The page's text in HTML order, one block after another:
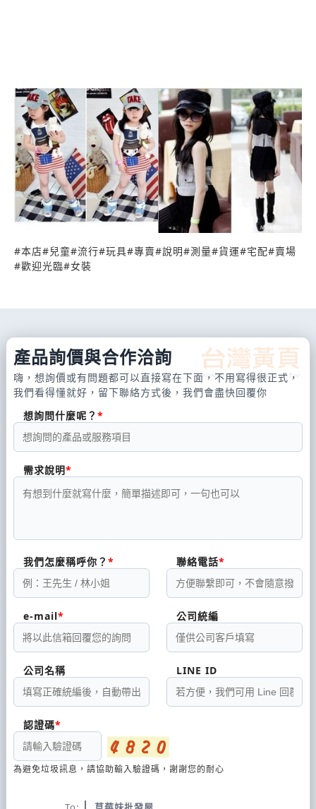
#本店#兒童#流行#玩具#專賣#說明#測量#貨運#宅配#賣場
#歡迎光臨#女裝
產品詢價與合作洽詢
嗨，想詢價或有問題都可以直接寫在下面，不用寫得很正式，
我們看得懂就好，留下聯絡方式後，我們會盡快回覆你
想詢問什麼呢？
需求說明
我們怎麼稱呼你？ 聯絡電話
e-mail 公司統編
公司名稱 LINE ID
認證碼
為避免垃圾訊息，請協助輸入驗證碼，謝謝您的耐心